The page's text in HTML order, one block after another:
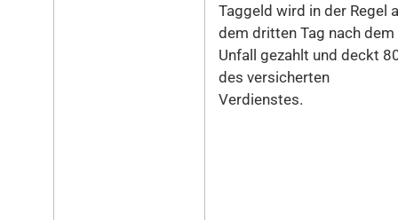
Taggeld wird in der Regel
dem dritten Tag nach dem
Unfall gezahlt und deckt
des versicherten
Verdienstes.